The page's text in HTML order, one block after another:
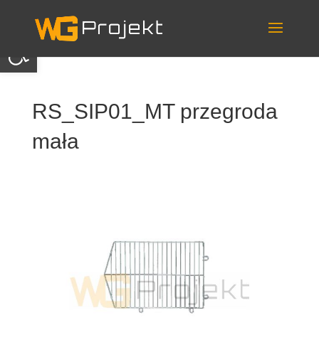
Otwórz pasek narzędzi
content
RS_SIP01_MT przegroda
mała